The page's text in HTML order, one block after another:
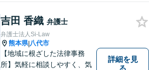
吉田 香織 弁護士
弁護士法人Si-Law
熊本県|八代市
【地域に根ざした法律事務
所】気軽に相談しやすく、気
詳細を見
る